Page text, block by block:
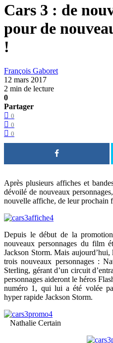
Cars 3 : de
pour de
!
François Gaboret
12 mars 2017
2 min de lecture
0
Partager
0
0
0
Après plusieurs affiches et
dévoilé de nouveaux
nouvelle affiche, de leur prochain
Depuis le début de la
nouveaux personnages du film
Jackson Storm. Mais
trois nouveaux personnages :
Sterling, gérant d’un circuit
personnages aideront le héros
numéro 1, qui lui a été volée
hyper rapide Jackson Storm.
Nathalie Certain